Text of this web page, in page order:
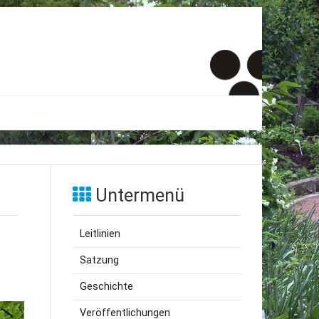
Untermenü
Leitlinien
Satzung
Geschichte
Veröffentlichungen